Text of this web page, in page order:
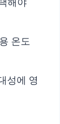
온도
성에 영